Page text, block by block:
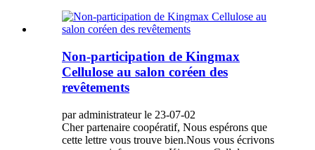
Non-participation de Kingmax
Cellulose au salon coréen des
revêtements
par administrateur le 23-07-02
Cher partenaire coopératif, Nous espérons que
cette lettre vous trouve bien.Nous vous écrivons